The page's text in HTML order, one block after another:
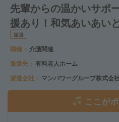
先輩からの温かいサポ
援あり！和気あいあい
派遣
職種
介護関連
派遣先
有料老人ホーム
派遣会社
マンパワーグループ株式会
ここが